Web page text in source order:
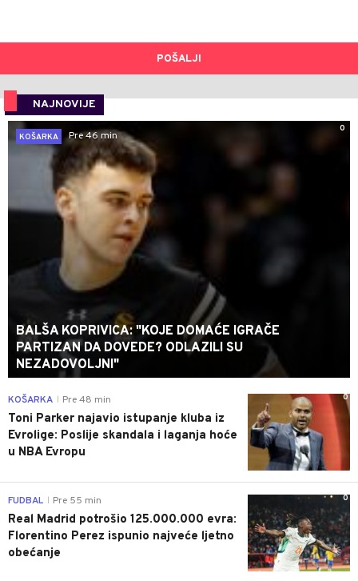
POŠALJI
NAJNOVIJE
0
KOŠARKA
Pre 46 min
BALŠA KOPRIVICA: "KOJE DOMAĆE IGRAČE
PARTIZAN DA DOVEDE? ODLAZILI SU
NEZADOVOLJNI"
0
KOŠARKA Pre 48 min
Toni Parker najavio istupanje kluba iz
Evrolige: Poslije skandala i laganja hoće
u NBA Evropu
0
FUDBAL Pre 55 min
Real Madrid potrošio 125.000.000 evra:
Florentino Perez ispunio najveće ljetno
obećanje